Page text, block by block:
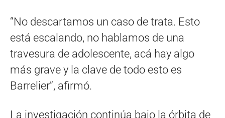
“No descartamos un caso de trata. Esto
está escalando, no hablamos de una
travesura de adolescente, acá hay algo
más grave y la clave de todo esto es
Barrelier”, afirmó.
La investigación continúa bajo la órbita de